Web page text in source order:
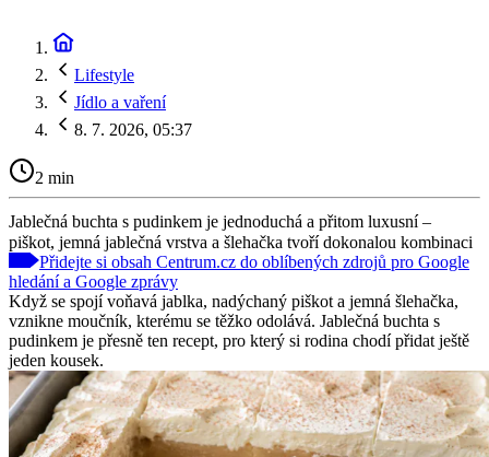
Lifestyle
Jídlo a vaření
8. 7. 2026, 05:37
2 min
Jablečná buchta s pudinkem je jednoduchá a přitom luxusní –
piškot, jemná jablečná vrstva a šlehačka tvoří dokonalou kombinaci
Přidejte si obsah Centrum.cz do oblíbených zdrojů pro Google
hledání a Google zprávy
Když se spojí voňavá jablka, nadýchaný piškot a jemná šlehačka,
vznikne moučník, kterému se těžko odolává. Jablečná buchta s
pudinkem je přesně ten recept, pro který si rodina chodí přidat ještě
jeden kousek.